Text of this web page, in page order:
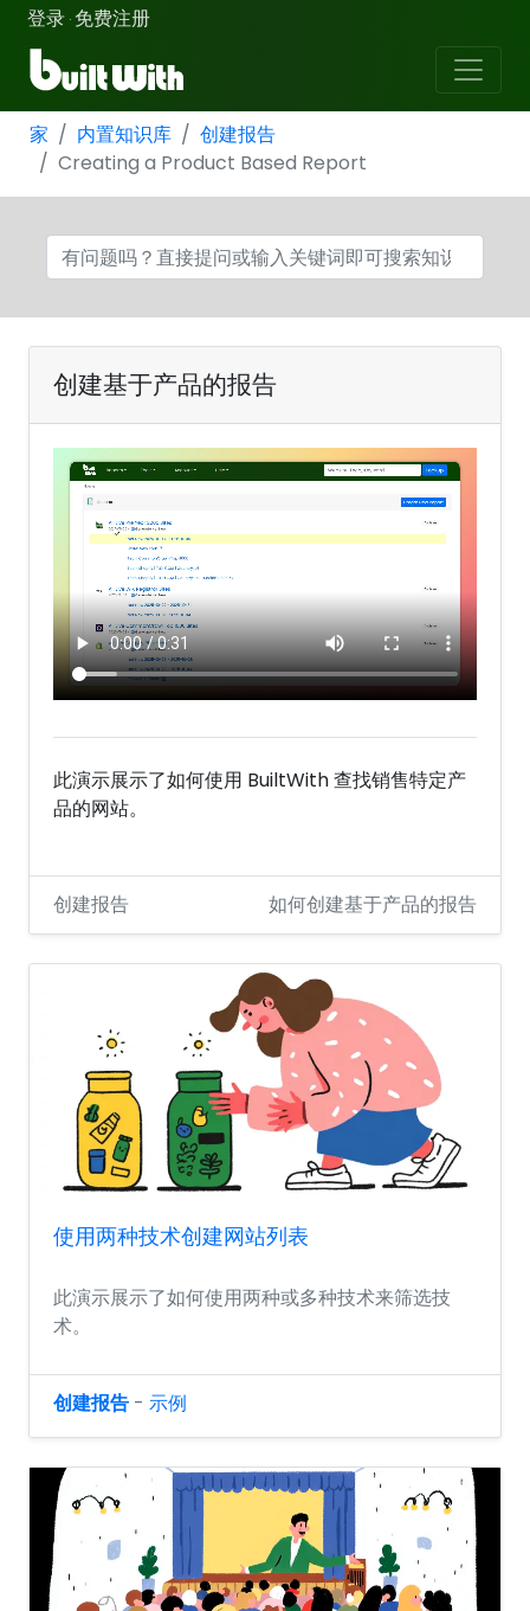
登录 · 免费注册
家 内置知识库
创建报告
Creating a Product Based Report
创建基于产品的报告
此演示展示了如何使用 BuiltWith 查找销售特定产
品的网站。
创建报告 如何创建基于产品的报告
使用两种技术创建网站列表
此演示展示了如何使用两种或多种技术来筛选技
术。
创建报告 - 示例